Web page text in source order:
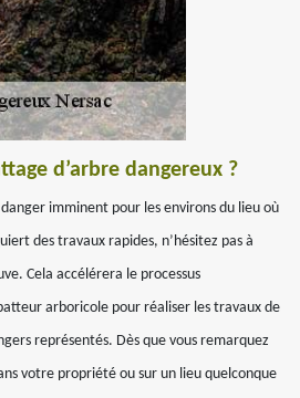
d’arbre dangereux ?
imminent pour les environs du lieu où
des travaux rapides, n’hésitez pas à
Cela accélérera le processus
arboricole pour réaliser les travaux de
représentés. Dès que vous remarquez
votre propriété ou sur un lieu quelconque